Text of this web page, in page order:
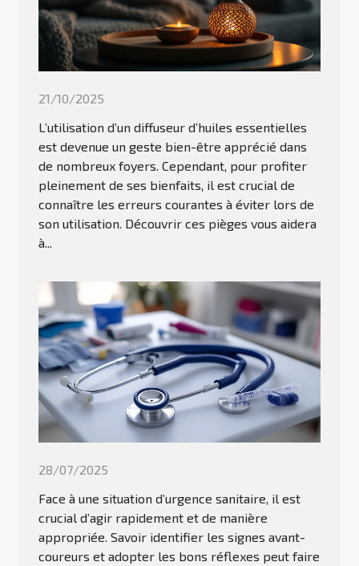
21/10/2025
L’utilisation d’un diffuseur d’huiles essentielles
est devenue un geste bien-être apprécié dans
de nombreux foyers. Cependant, pour profiter
pleinement de ses bienfaits, il est crucial de
connaître les erreurs courantes à éviter lors de
son utilisation. Découvrir ces pièges vous aidera
à...
28/07/2025
Face à une situation d’urgence sanitaire, il est
crucial d’agir rapidement et de manière
appropriée. Savoir identifier les signes avant-
coureurs et adopter les bons réflexes peut faire